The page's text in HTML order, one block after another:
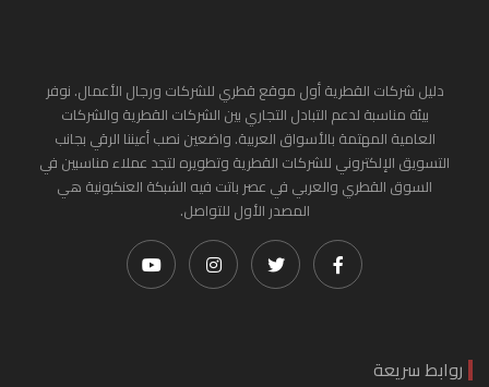
دليل شركات القطرية أول موقع قطري للشركات ورجال الأعمال. نوفر
بيئة مناسبة لدعم التبادل التجاري بين الشركات القطرية والشركات
العامية المهتمة بالأسواق العربية. واضعين نصب أعيننا الرقي بجانب
التسويق الإلكتروني للشركات القطرية وتطويره لتجد عملاء مناسبين في
السوق القطري والعربي في عصر باتت فيه الشبكة العنكبونية هي
المصدر الأول للتواصل.
روابط سريعة